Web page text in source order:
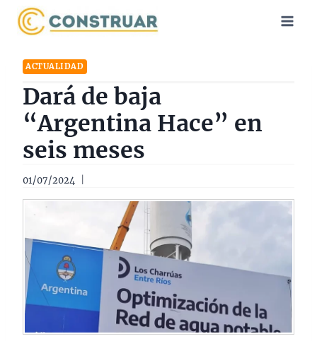
Saltar
ACTUALIDAD
Dará de baja
“Argentina Hace” en
seis meses
01/07/2024